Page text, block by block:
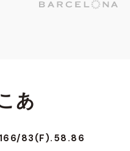
あ
83(F).58.86